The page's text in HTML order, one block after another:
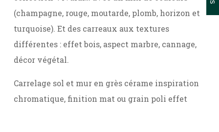
(champagne, rouge, moutarde, plomb, horizon et
turquoise). Et des carreaux aux textures
différentes : effet bois, aspect marbre, cannage,
décor végétal.
Carrelage sol et mur en grès cérame inspiration
chromatique, finition mat ou grain poli effet